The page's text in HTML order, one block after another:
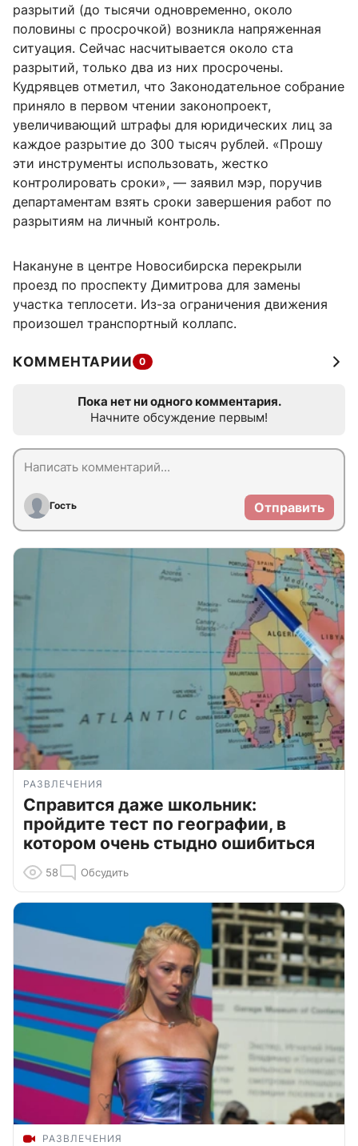
разрытий (до тысячи одновременно, около
половины с просрочкой) возникла напряженная
ситуация. Сейчас насчитывается около ста
разрытий, только два из них просрочены.
Кудрявцев отметил, что Законодательное собрание
приняло в первом чтении законопроект,
увеличивающий штрафы для юридических лиц за
каждое разрытие до 300 тысяч рублей. «Прошу
эти инструменты использовать, жестко
контролировать сроки», — заявил мэр, поручив
департаментам взять сроки завершения работ по
разрытиям на личный контроль.
Накануне в центре Новосибирска перекрыли
проезд по проспекту Димитрова для замены
участка теплосети. Из-за ограничения движения
произошел транспортный коллапс.
КОММЕНТАРИИ 0
Пока нет ни одного комментария.
Начните обсуждение первым!
Гость Отправить
РАЗВЛЕЧЕНИЯ
Справится даже школьник:
пройдите тест по географии, в
котором очень стыдно ошибиться
58 Обсудить
РАЗВЛЕЧЕНИЯ